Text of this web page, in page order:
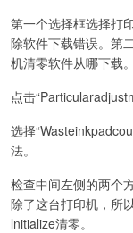
第一个选择框选择打
除软件下载错误。第
机清零软件从哪下载。
点击
选择
法。
检查中间左侧的两个
除了这台打印机，所
lnitialize清零。